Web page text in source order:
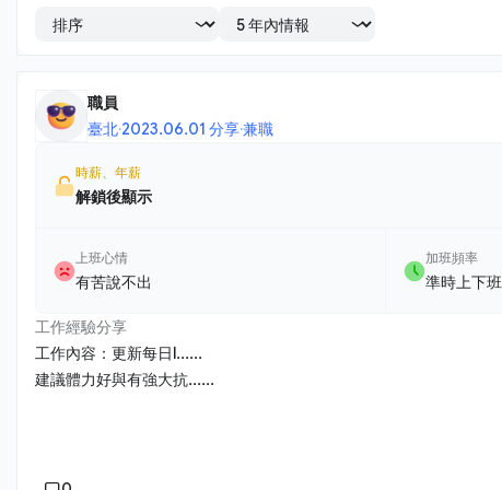
職員
臺北·2023.06.01 分享·兼職
時薪、年薪
解鎖後顯示
上班心情
有苦說不出
加班頻率
準時上下班
工作經驗分享
工作內容：更新每日l......
建議體力好與有強大抗......